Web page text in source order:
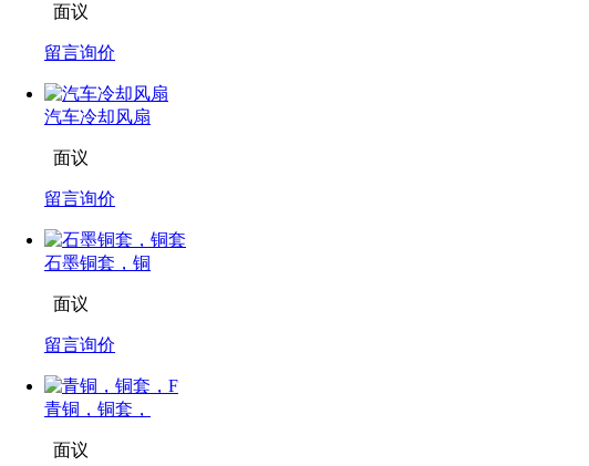
面议
留言询价
汽车冷却风扇
面议
留言询价
石墨铜套，铜
面议
留言询价
青铜，铜套，
面议